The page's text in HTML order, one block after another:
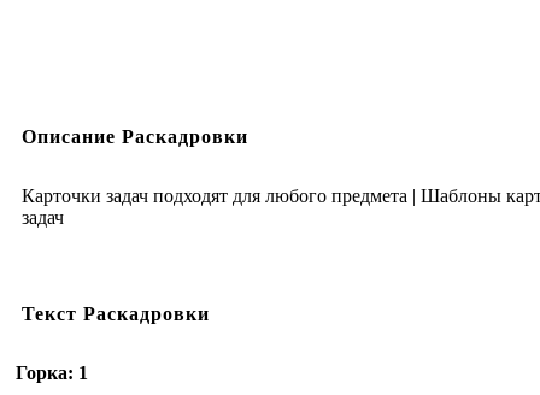
Описание Раскадровки
Карточки задач подходят для любого предмета | Шаблоны
задач
Текст Раскадровки
Горка: 1